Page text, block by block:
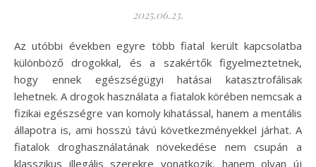
2025.06.23.
Az utóbbi években egyre több fiatal került kapcsolatba
különböző drogokkal, és a szakértők figyelmeztetnek,
hogy ennek egészségügyi hatásai katasztrofálisak
lehetnek. A drogok használata a fiatalok körében nemcsak a
fizikai egészségre van komoly kihatással, hanem a mentális
állapotra is, ami hosszú távú következményekkel járhat. A
fiatalok droghasználatának növekedése nem csupán a
klasszikus illegális szerekre vonatkozik, hanem olyan új